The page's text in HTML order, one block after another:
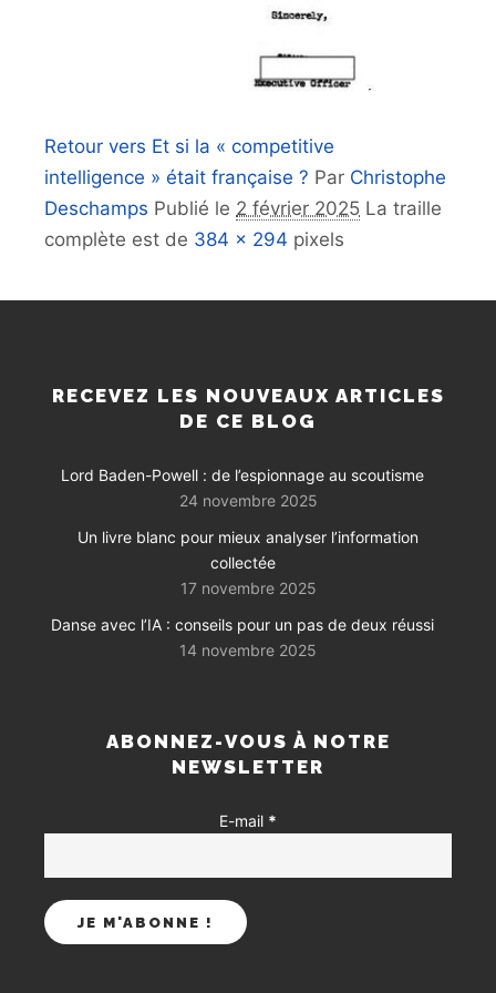
Retour vers Et si la « competitive
intelligence » était française ? Par Christophe
Deschamps Publié le 2 février 2025 La traille
complète est de 384 × 294 pixels
RECEVEZ LES NOUVEAUX ARTICLES
DE CE BLOG
Lord Baden-Powell : de l’espionnage au scoutisme
24 novembre 2025
Un livre blanc pour mieux analyser l’information
collectée
17 novembre 2025
Danse avec l’IA : conseils pour un pas de deux réussi
14 novembre 2025
ABONNEZ-VOUS À NOTRE
NEWSLETTER
E-mail *